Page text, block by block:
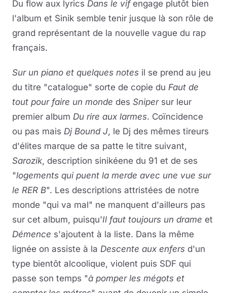
Du flow aux lyrics Dans le vifengage plutôt bien
l'album et Sinik semble tenir jusque là son rôle de
grand représentant de la nouvelle vague du rap
français.
Sur un piano et quelques notes il se prend au jeu
du titre "catalogue" sorte de copie du Faut de
tout pour faire un monde des Snipersur leur
premier album Du rire aux larmes. Coïncidence
ou pas mais Dj Bound J, le Dj des mêmes tireurs
d'élites marque de sa patte le titre suivant,
Sarozik, description sinikéene du 91 et de ses
"logements qui puent la merde avec une vue sur
le RER B". Les descriptions attristées de notre
monde "qui va mal" ne manquent d'ailleurs pas
sur cet album, puisqu'Il faut toujours un drame et
Démence s'ajoutent à la liste. Dans la même
lignée on assiste à la Descente aux enfers d'un
type bientôt alcoolique, violent puis SDF qui
passe son temps "à pomper les mégots et